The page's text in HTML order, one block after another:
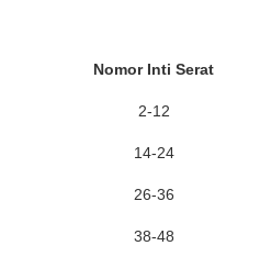
Nomor Inti Serat
2-12
14-24
26-36
38-48